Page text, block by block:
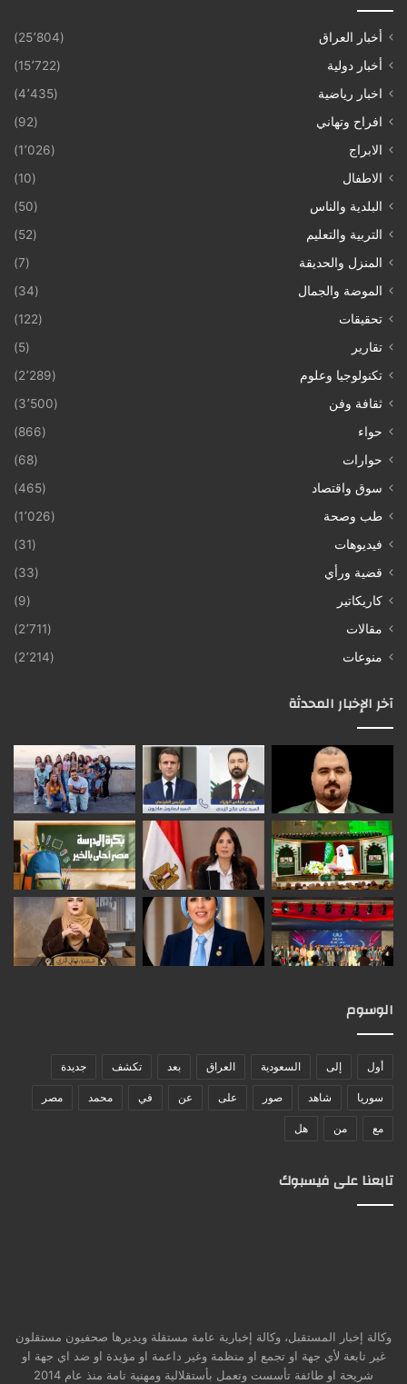
أخبار العراق
(25٬804)
أخبار دولية
(15٬722)
اخبار رياضية
(4٬435)
افراح وتهاني
(92)
الابراج
(1٬026)
الاطفال
(10)
البلدية والناس
(50)
التربية والتعليم
(52)
المنزل والحديقة
(7)
الموضة والجمال
(34)
تحقيقات
(122)
تقارير
(5)
تكنولوجيا وعلوم
(2٬289)
ثقافة وفن
(3٬500)
حواء
(866)
حوارات
(68)
سوق واقتصاد
(465)
طب وصحة
(1٬026)
فيديوهات
(31)
قضية ورأي
(33)
كاريكاتير
(9)
مقالات
(2٬711)
منوعات
(2٬214)
آخر الإخبار المحدثة
الوسوم
أول إلى السعودية العراق بعد تكشف جديدة
سوريا شاهد صور على عن في محمد مصر
مع من هل
تابعنا على فيسبوك
وكالة إخبار المستقبل، وكالة إخبارية عامة مستقلة ويديرها صحفيون مستقلون
غير تابعة لأي جهة او تجمع او منظمة وغير داعمة او مؤيدة او ضد اي جهة او
شريحة او طائفة تأسست وتعمل بأستقلالية ومهنية تامة منذ عام 2014